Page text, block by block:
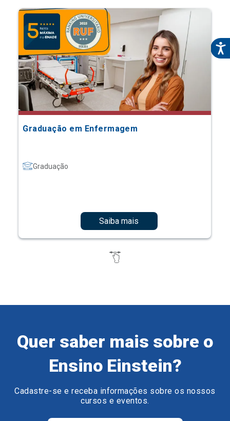
Graduação em Enfermagem
Graduação
Saiba mais
Quer saber mais sobre o
Ensino Einstein?
Cadastre-se e receba informações sobre os nossos
cursos e eventos.